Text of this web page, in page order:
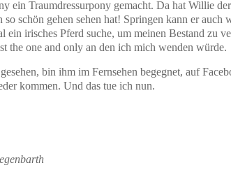
ein Traumdressurpony gemacht. Da hat Willie
schön gehen sehen hat! Springen kann er auch
irisches Pferd suche, um meinen Bestand zu
the one and only an den ich mich wenden würde.
bin ihm im Fernsehen begegnet, auf
kommen. Und das tue ich nun.